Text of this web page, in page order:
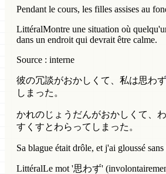
Pendant le cours, les filles assises au
LittéralMontre une situation où
dans un endroit qui devrait être calme.
Source : interne
彼の冗談がおかしくて、私は思わず
しまった。
かれのじょうだんがおかしくて、
すくすとわらってしまった。
Sa blague était drôle, et j'ai gloussé
LittéralLe mot '思わず'